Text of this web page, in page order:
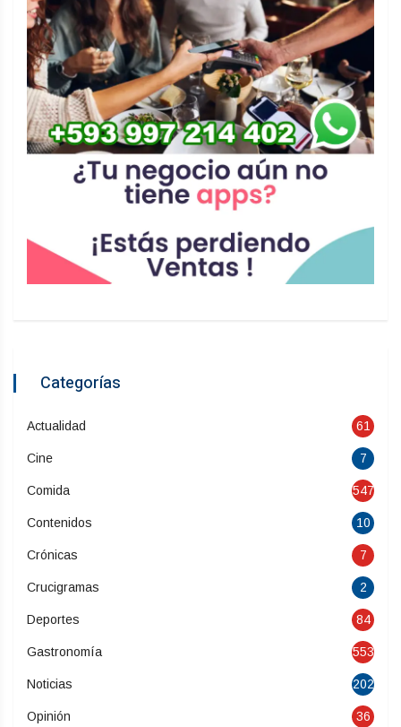
Categorías
Actualidad 61
Cine 7
Comida 547
Contenidos 10
Crónicas 7
Crucigramas 2
Deportes 84
Gastronomía 553
Noticias 202
Opinión 36